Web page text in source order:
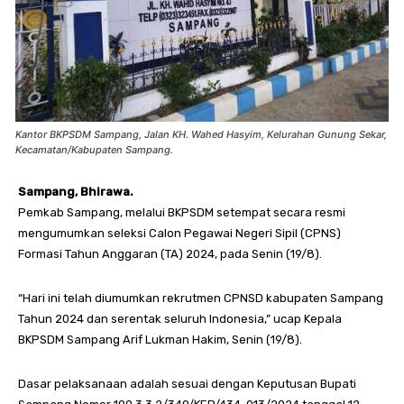
Kantor BKPSDM Sampang, Jalan KH. Wahed Hasyim, Kelurahan Gunung Sekar,
Kecamatan/Kabupaten Sampang.
Sampang, Bhirawa.
Pemkab Sampang, melalui BKPSDM setempat secara resmi
mengumumkan seleksi Calon Pegawai Negeri Sipil (CPNS)
Formasi Tahun Anggaran (TA) 2024, pada Senin (19/8).
“Hari ini telah diumumkan rekrutmen CPNSD kabupaten Sampang
Tahun 2024 dan serentak seluruh Indonesia,” ucap Kepala
BKPSDM Sampang Arif Lukman Hakim, Senin (19/8).
Dasar pelaksanaan adalah sesuai dengan Keputusan Bupati